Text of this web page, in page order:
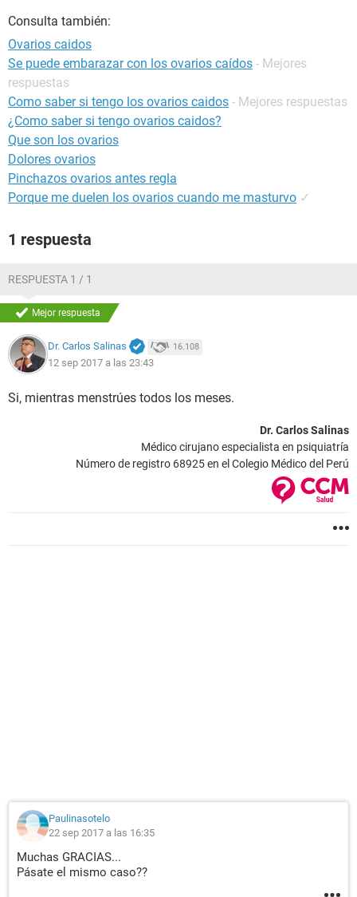
Consulta también:
Ovarios caidos
Se puede embarazar con los ovarios caídos - Mejores
respuestas
Como saber si tengo los ovarios caidos - Mejores respuestas
¿Como saber si tengo ovarios caidos?
Que son los ovarios
Dolores ovarios
Pinchazos ovarios antes regla
Porque me duelen los ovarios cuando me masturvo ✓
1 respuesta
RESPUESTA 1 / 1
Mejor respuesta
Dr. Carlos Salinas 16.108
12 sep 2017 a las 23:43
Si, mientras menstrúes todos los meses.
Dr. Carlos Salinas
Médico cirujano especialista en psiquiatría
Número de registro 68925 en el Colegio Médico del Perú
Paulinasotelo
22 sep 2017 a las 16:35
Muchas GRACIAS...
Pásate el mismo caso??